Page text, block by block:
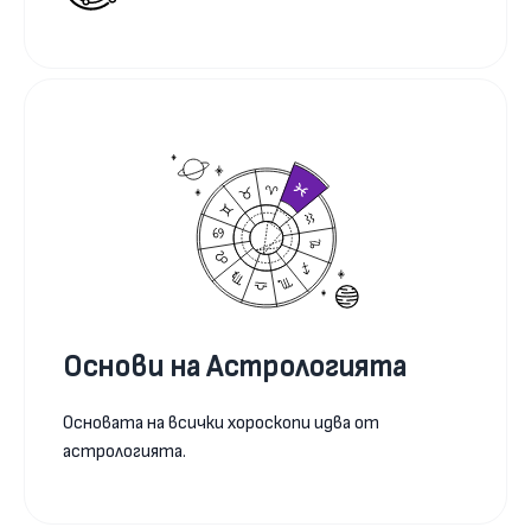
Основи на Астрологията
Основата на всички хороскопи идва от
астрологията.